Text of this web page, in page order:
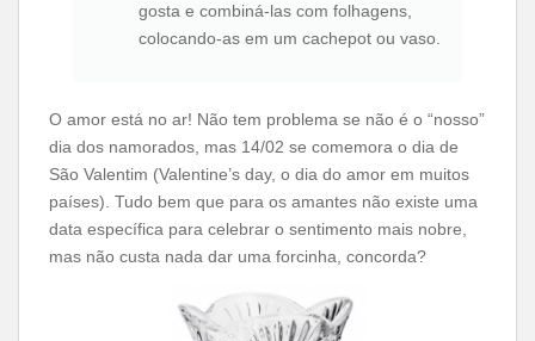
gosta e combiná-las com folhagens,
colocando-as em um cachepot ou vaso.
O amor está no ar! Não tem problema se não é o “nosso”
dia dos namorados, mas 14/02 se comemora o dia de
São Valentim (Valentine’s day, o dia do amor em muitos
países). Tudo bem que para os amantes não existe uma
data específica para celebrar o sentimento mais nobre,
mas não custa nada dar uma forcinha, concorda?